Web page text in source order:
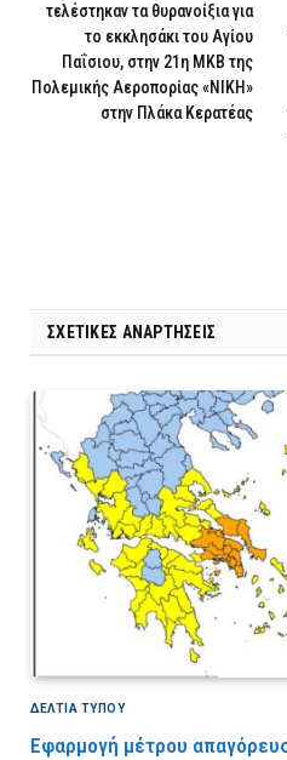
τελέστηκαν τα θυρανοίξια για
το εκκλησάκι του Αγίου
Παΐσιου, στην 21η ΜΚΒ της
Πολεμικής Αεροπορίας «NΙΚΗ»
στην Πλάκα Κερατέας
ΣΧΕΤΙΚΈΣ ΑΝΑΡΤΉΣΕΙΣ
ΔΕΛΤΙΑ ΤΥΠΟΥ
Εφαρμογή μέτρου